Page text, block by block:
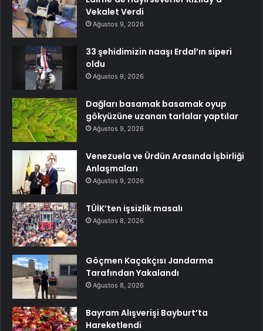
Vekalet Verdi
Ağustos 9, 2026
33 şehidimizin naaşı Erdal’ın siperi
oldu
Ağustos 9, 2026
Dağları basamak basamak oyup
gökyüzüne uzanan tarlalar yaptılar
Ağustos 9, 2026
Venezuela ve Ürdün Arasında İşbirliği
Anlaşmaları
Ağustos 9, 2026
TÜİK’ten işsizlik masalı
Ağustos 8, 2026
Göçmen Kaçakçısı Jandarma
Tarafından Yakalandı
Ağustos 8, 2026
Bayram Alışverişi Bayburt’ta
Hareketlendi